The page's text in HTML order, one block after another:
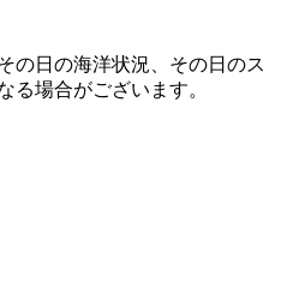
の日の海洋状況、その日のス
る場合がございます。